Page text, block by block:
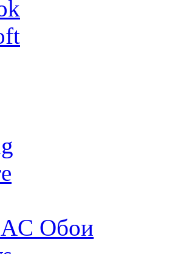
Обои